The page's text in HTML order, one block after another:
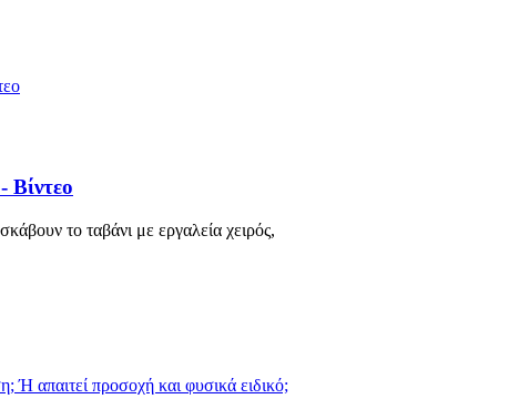
το ταβάνι με εργαλεία χειρός,